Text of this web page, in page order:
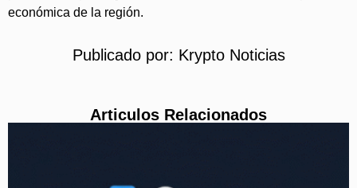
económica de la región.
Publicado por: Krypto Noticias
Articulos Relacionados